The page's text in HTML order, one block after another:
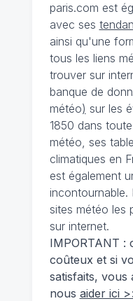
paris.com est
avec ses
ainsi qu'une
tous les liens
trouver sur
banque de
météo) sur les
1850 dans
météo, ses
climatiques en
est également
incontournable.
sites météo les
sur internet.
IMPORTANT :
coûteux et si
satisfaits, vous
nous aider ici